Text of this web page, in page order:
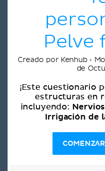
Pelve
Creado por Kenhub •
de
¡Este cuestionario
estructuras en
incluyendo:
Irrigación de